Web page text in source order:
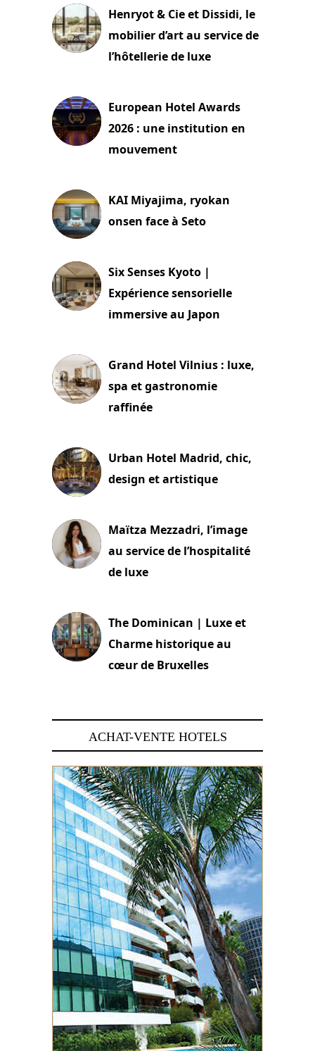
Henryot & Cie et Dissidi, le
mobilier d’art au service de
l’hôtellerie de luxe
European Hotel Awards
2026 : une institution en
mouvement
KAI Miyajima, ryokan
onsen face à Seto
Six Senses Kyoto |
Expérience sensorielle
immersive au Japon
Grand Hotel Vilnius : luxe,
spa et gastronomie
raffinée
Urban Hotel Madrid, chic,
design et artistique
Maïtza Mezzadri, l’image
au service de l’hospitalité
de luxe
The Dominican | Luxe et
Charme historique au
cœur de Bruxelles
ACHAT-VENTE HOTELS